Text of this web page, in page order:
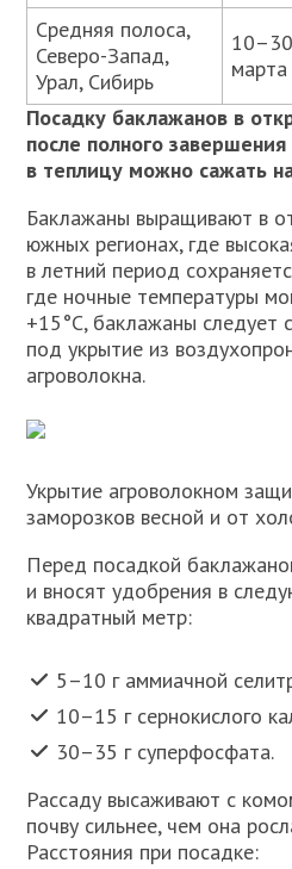
Средняя полоса,
Северо-Запад,
Урал, Сибирь
10–30
марта
Посадку баклажанов в
после полного
в теплицу можно сажать
Баклажаны выращивают в
южных регионах, где
в летний период
где ночные температуры
+15°С, баклажаны следует
под укрытие из
агроволокна.
Укрытие агроволокном
заморозков весной и от
Перед посадкой
и вносят удобрения в
квадратный метр:
5–10 г аммиачной
10–15 г сернокислого
30–35 г суперфосфата.
Рассаду высаживают с
почву сильнее, чем она
Расстояния при посадке: